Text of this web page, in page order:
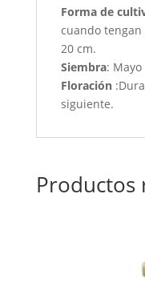
Forma de
cuando tengan
20 cm.
Siembra: Mayo
Floración
siguiente.
Productos